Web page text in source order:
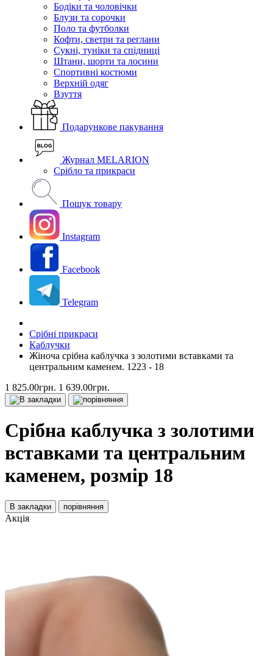
Бодіки та чоловічки
Блузи та сорочки
Поло та футболки
Кофти, светри та реглани
Сукні, туніки та спідниці
Штани, шорти та лосини
Спортивні костюми
Верхній одяг
Взуття
Подарункове пакування
Журнал MELARION
Срібло та прикраси
Пошук товару
Instagram
Facebook
Telegram
Срібні прикраси
Каблучки
Жіноча срібна каблучка з золотими вставками та
центральним каменем. 1223 - 18
1 825.00грн. 1 639.00грн.
Срібна каблучка з золотими
вставками та центральним
каменем, розмір 18
В закладки порівняння
Акція